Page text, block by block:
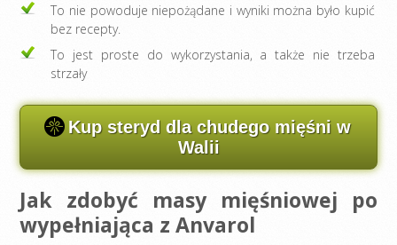
To nie powoduje niepożądane i wyniki można było kupić
bez recepty.
To jest proste do wykorzystania, a także nie trzeba
strzały
Kup steryd dla chudego mięśni w
Walii
Jak zdobyć masy mięśniowej po
wypełniająca z Anvarol